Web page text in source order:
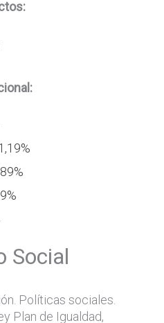
Social
Políticas sociales.
Plan de Igualdad,